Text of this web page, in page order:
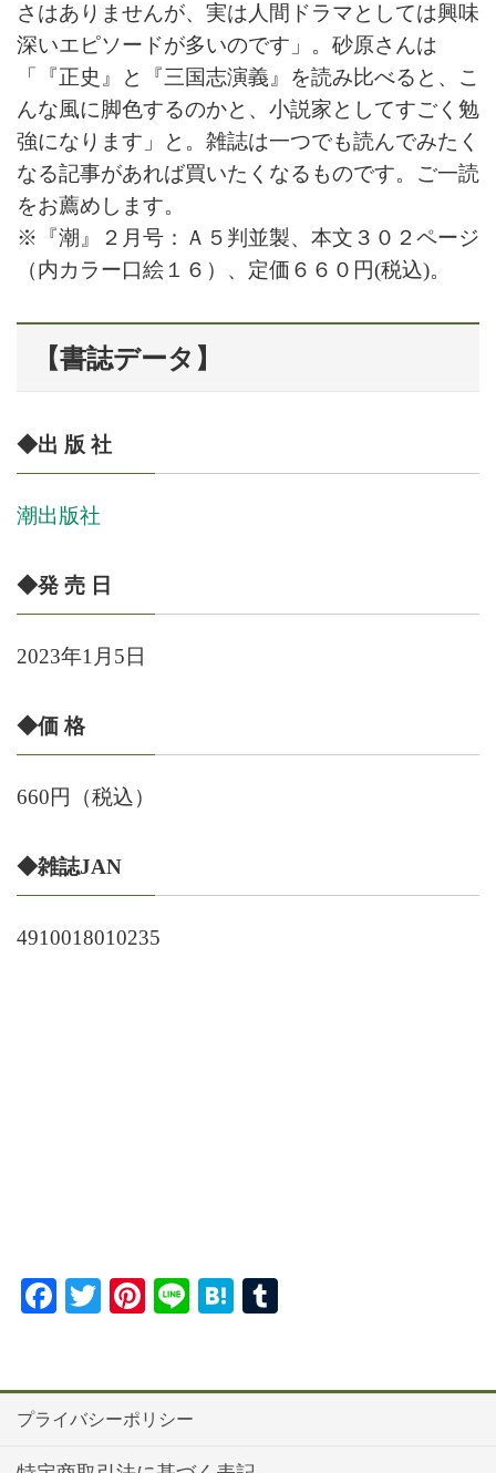
さはありませんが、実は人間ドラマとしては興味
深いエピソードが多いのです」。砂原さんは
「『正史』と『三国志演義』を読み比べると、こ
んな風に脚色するのかと、小説家としてすごく勉
強になります」と。雑誌は一つでも読んでみたく
なる記事があれば買いたくなるものです。ご一読
をお薦めします。
※『潮』２月号：Ａ５判並製、本文３０２ページ
（内カラー口絵１６）、定価６６０円(税込)。
【書誌データ】
◆出 版 社
潮出版社
◆発 売 日
2023年1月5日
◆価 格
660円（税込）
◆雑誌JAN
4910018010235
Fa
ok
T
r
Pi
es
t
Li
H
a
bl
プライバシーポリシー